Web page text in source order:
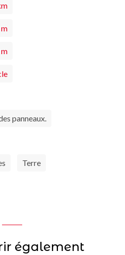
panneaux.
Terre
également